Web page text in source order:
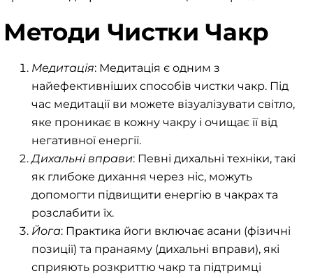
Методи Чистки Чакр
Медитація: Медитація є одним з
найефективніших способів чистки чакр. Під
час медитації ви можете візуалізувати світло,
яке проникає в кожну чакру і очищає її від
негативної енергії.
Дихальні вправи: Певні дихальні техніки, такі
як глибоке дихання через ніс, можуть
допомогти підвищити енергію в чакрах та
розслабити їх.
Йога: Практика йоги включає асани (фізичні
позиції) та пранаяму (дихальні вправи), які
сприяють розкриттю чакр та підтримці